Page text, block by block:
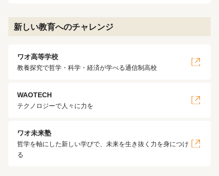
新しい教育へのチャレンジ
ワオ高等学校
教養探究で哲学・科学・経済が学べる通信制高校
WAOTECH
テクノロジーで人々に力を
ワオ未来塾
哲学を軸にした新しい学びで、未来を生き抜く力を身につけ
る